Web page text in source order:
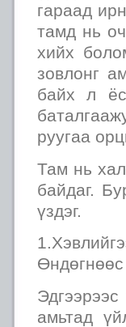
гараад
тамд нь
хийх
зовлонг
байх л
руугаа
Там нь
байдаг.
үздэг.
амьтад